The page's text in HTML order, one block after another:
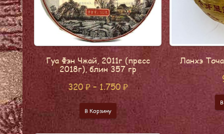
Гуа Фэн Чжай, 2011г (пресс
2018г), блин 357 гр
320₽– 1.750 ₽
В Корзину
Ланхэ